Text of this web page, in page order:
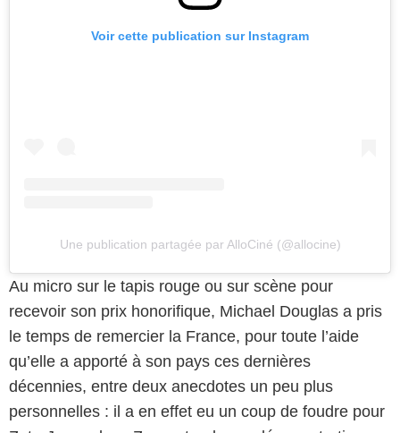
Voir cette publication sur Instagram
Une publication partagée par AlloCiné (@allocine)
Au micro sur le tapis rouge ou sur scène pour
recevoir son prix honorifique, Michael Douglas a pris
le temps de remercier la France, pour toute l’aide
qu’elle a apporté à son pays ces dernières
décennies, entre deux anecdotes un peu plus
personnelles : il a en effet eu un coup de foudre pour